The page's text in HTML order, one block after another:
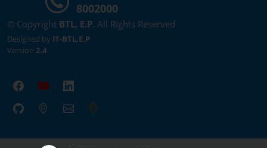
8002000
© Copyright BTL, E.P. All Rights Reserved
Designed by IT-BTL,E.P
Version 2.4